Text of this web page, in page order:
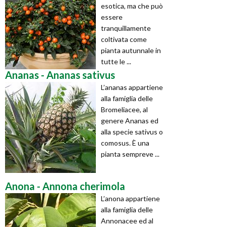
esotica, ma che può
essere
tranquillamente
coltivata come
pianta autunnale in
tutte le ...
Ananas - Ananas sativus
L’ananas appartiene
alla famiglia delle
Bromeliacee, al
genere Ananas ed
alla specie sativus o
comosus. È una
pianta sempreve ...
Anona - Annona cherimola
L’anona appartiene
alla famiglia delle
Annonacee ed al